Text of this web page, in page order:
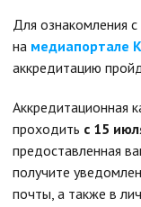
Для ознакомления
на медиапортале
аккредитацию
Аккредитационная
проходить с 15
предоставленная
получите
почты, а также в